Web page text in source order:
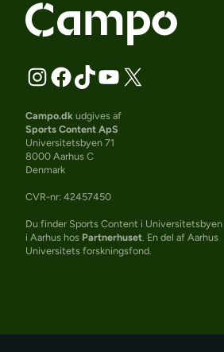
Campo.dk udgives af
Sports Content ApS
Universitetsbyen 71
8000 Aarhus C
Denmark
CVR-nr: 42457450
Du finder Sports Content i Universitetsbyen
i Aarhus hos Partnerhuset . En del af Aarhus
Universitets forskningsfond.